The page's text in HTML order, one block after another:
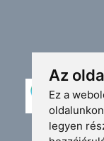
Az
Ez a
legyen
Üzlet: 4024